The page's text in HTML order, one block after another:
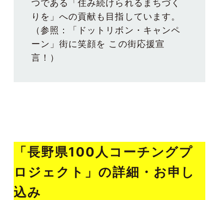
つである「住み続けられるまちづく
りを」への貢献も目指しています。
（参照：
「ドットリボン・キャンペ
ーン」街に笑顔を この街応援宣
言！ ）
「長野県100人コーチングプ
ロジェクト」の詳細・お申し
込み